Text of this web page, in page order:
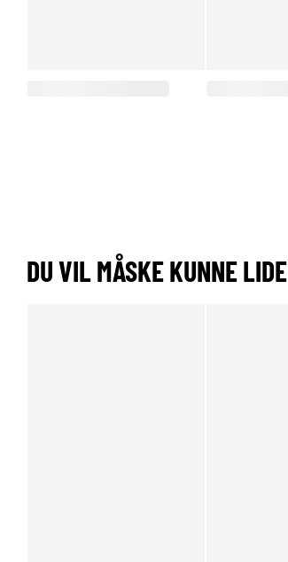
DU VIL MÅSKE KUNNE LIDE